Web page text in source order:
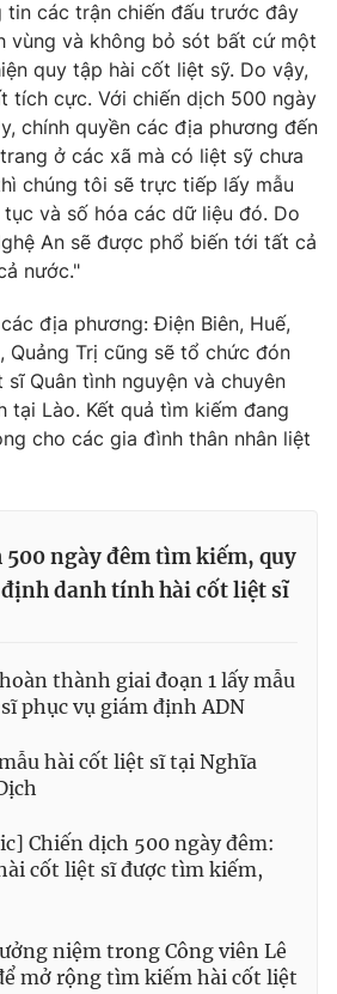
hình Việt Nam
VTV
Thủy
Thị Mỹ Hạnh, Phạm Quốc Thắng,
931 - 024.38 355 932
hình thức nếu không có sự chấp
rõ nguồn VTV.vn khi phát hành lại
tin các trận chiến đấu trước đây
vùng và không bỏ sót bất cứ một
quy tập hài cốt liệt sỹ. Do vậy,
tích cực. Với chiến dịch 500 ngày
chính quyền các địa phương đến
ở các xã mà có liệt sỹ chưa
chúng tôi sẽ trực tiếp lấy mẫu
và số hóa các dữ liệu đó. Do
An sẽ được phổ biến tới tất cả
nước."
địa phương: Điện Biên, Huế,
Quảng Trị cũng sẽ tổ chức đón
Quân tình nguyện và chuyên
tại Lào. Kết quả tìm kiếm đang
cho các gia đình thân nhân liệt
500 ngày đêm tìm kiếm, quy
định danh tính hài cốt liệt sĩ
thành giai đoạn 1 lấy mẫu
phục vụ giám định ADN
hài cốt liệt sĩ tại Nghĩa
Chiến dịch 500 ngày đêm:
cốt liệt sĩ được tìm kiếm,
niệm trong Công viên Lê
mở rộng tìm kiếm hài cốt liệt